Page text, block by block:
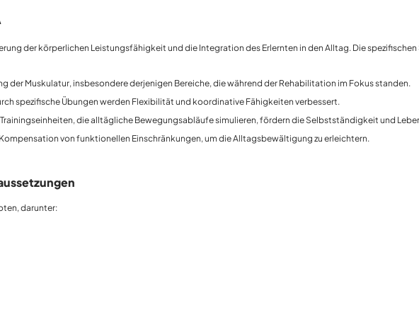
der körperlichen Leistungsfähigkeit und die Integration des Erlernten in den Alltag. Die
der Muskulatur, insbesondere derjenigen Bereiche, die während der Rehabilitation im Fokus standen.
spezifische Übungen werden Flexibilität und koordinative Fähigkeiten verbessert.
Trainingseinheiten, die alltägliche Bewegungsabläufe simulieren, fördern die Selbstständigkeit und
von funktionellen Einschränkungen, um die Alltagsbewältigung zu erleichtern.
darunter: